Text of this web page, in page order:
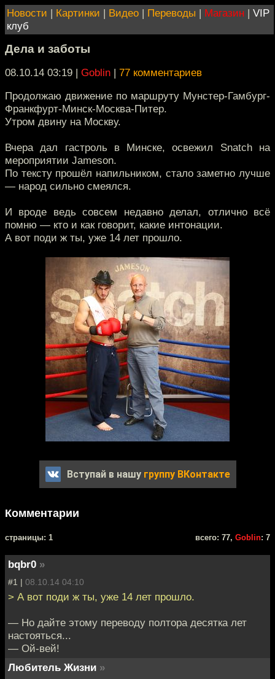
Новости | Картинки | Видео | Переводы | Магазин | VIP
клуб
Дела и заботы
08.10.14 03:19 | Goblin | 77 комментариев
Продолжаю движение по маршруту Мунстер-Гамбург-
Франкфурт-Минск-Москва-Питер.
Утром двину на Москву.
Вчера дал гастроль в Минске, освежил Snatch на
мероприятии Jameson.
По тексту прошёл напильником, стало заметно лучше
— народ сильно смеялся.
И вроде ведь совсем недавно делал, отлично всё
помню — кто и как говорит, какие интонации.
А вот поди ж ты, уже 14 лет прошло.
Вступай в нашу группу ВКонтакте
Комментарии
cтраницы: 1 всего: 77, Goblin: 7
bqbr0 »
#1 | 08.10.14 04:10
> А вот поди ж ты, уже 14 лет прошло.
— Но дайте этому переводу полтора десятка лет
настояться...
— Ой-вей!
Любитель Жизни »